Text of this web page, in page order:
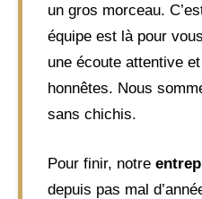
un gros morceau.
équipe est là pour
une écoute attentive
honnêtes. Nous
sans chichis.
Pour finir, notre
depuis pas mal